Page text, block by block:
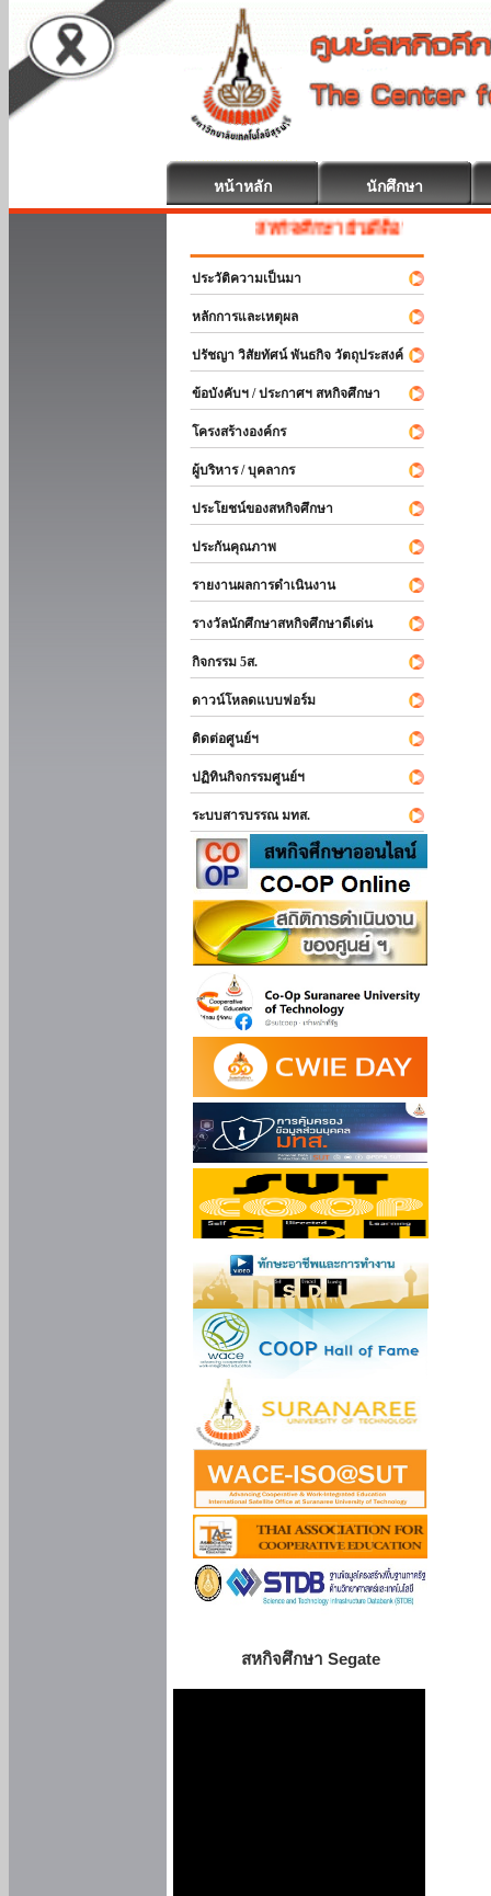
หน้าหลัก นักศึกษา
สหกิจศึกษา ยินดีต้อนรับ
ประวัติความเป็นมา
หลักการและเหตุผล
ปรัชญา วิสัยทัศน์ พันธกิจ วัตถุประสงค์
ข้อบังคับฯ / ประกาศฯ สหกิจศึกษา
โครงสร้างองค์กร
ผู้บริหาร / บุคลากร
ประโยชน์ของสหกิจศึกษา
ประกันคุณภาพ
รายงานผลการดำเนินงาน
รางวัลนักศึกษาสหกิจศึกษาดีเด่น
กิจกรรม 5ส.
ดาวน์โหลดแบบฟอร์ม
ติดต่อศูนย์ฯ
ปฏิทินกิจกรรมศูนย์ฯ
ระบบสารบรรณ มทส.
สหกิจศึกษา Segate